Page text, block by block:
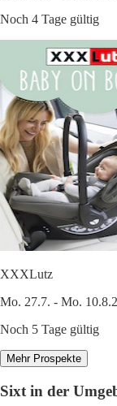
Noch 4 Tage gültig
XXXLutz
Mo. 27.7. - Mo.
Noch 5 Tage gültig
Mehr Prospekte
Sixt in der